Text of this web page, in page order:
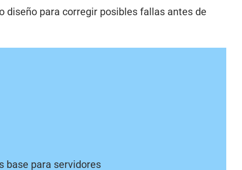
diseño para corregir posibles fallas antes de
base para servidores